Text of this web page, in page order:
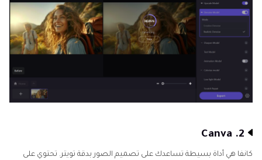
2. Canva
كانفا هي أداة بسيطة تساعدك على تصميم الصور بدقة تويتر. تحتوي على